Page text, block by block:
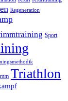
Regeneration
Sport
Triathlon